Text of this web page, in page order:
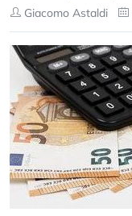
Giacomo Astaldi